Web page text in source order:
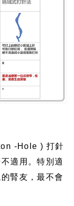
-Hole ) 打針
適用。特別適
腎友，最不會